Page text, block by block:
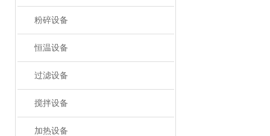
粉碎设备
恒温设备
过滤设备
搅拌设备
加热设备